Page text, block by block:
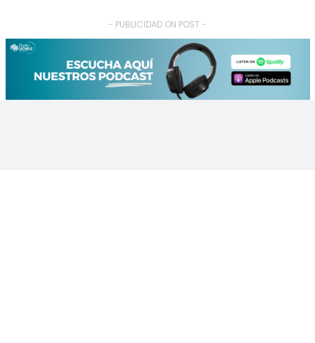
- PUBLICIDAD ON POST -